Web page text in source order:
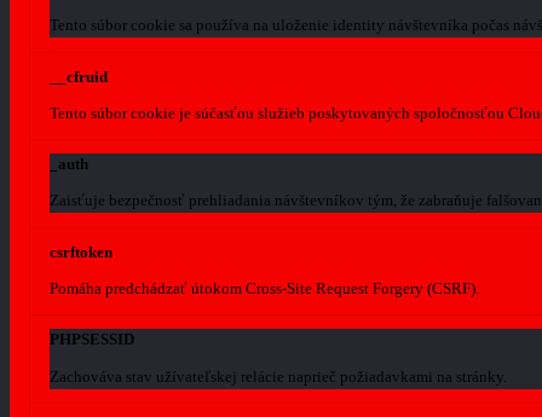
Tento súbor cookie sa používa na uloženie identity návštevníka počas
__cfruid
Tento súbor cookie je súčasťou služieb poskytovaných spoločnosťou
_auth
Zaisťuje bezpečnosť prehliadania návštevníkov tým, že zabraňuje
csrftoken
Pomáha predchádzať útokom Cross-Site Request Forgery (CSRF).
PHPSESSID
Zachováva stav užívateľskej relácie naprieč požiadavkami na stránky.